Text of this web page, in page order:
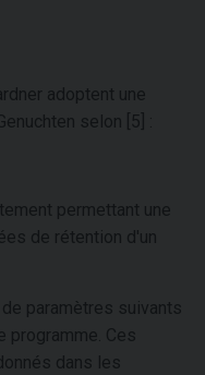
adoptent une
selon [5] :
permettant une
de rétention d'un
paramètres suivants
programme. Ces
dans les